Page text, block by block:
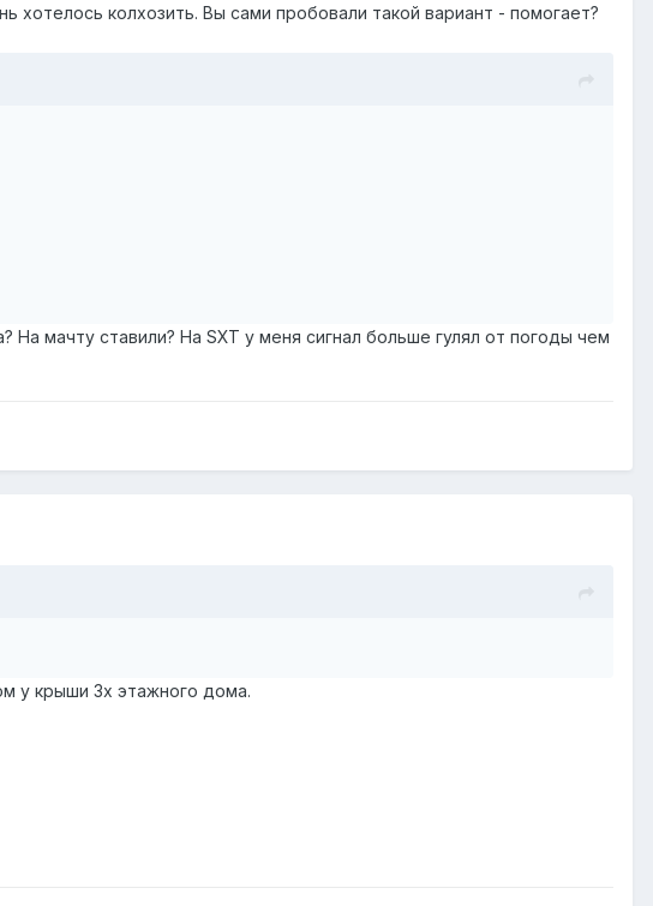
колхозить. Вы сами пробовали такой вариант - помогает?
На мачту ставили? На SXT у меня сигнал больше гулял от погоды чем
у крыши 3х этажного дома.